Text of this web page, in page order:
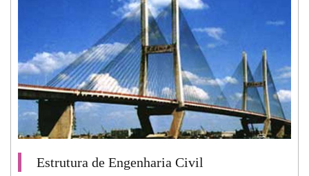
Estrutura de Engenharia Civil